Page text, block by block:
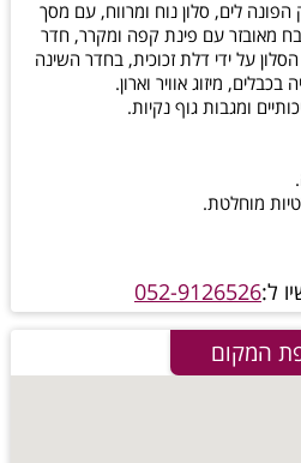
הפונה לים, סלון נוח ומרווח, עם מסך
מאובזר עם פינת קפה ומקרר, חדר
על ידי דלת זכוכית, בחדר השינה
מיזוג אוויר וארון.
ומגבות גוף נקיות.
מוחלטת.
ל:052-9126526
המקום